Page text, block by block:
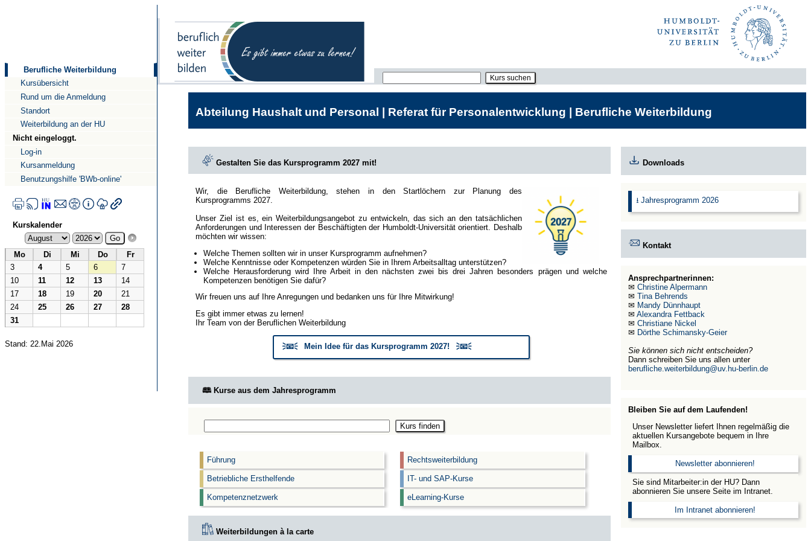
Berufliche Weiterbildung
Kursübersicht
Rund um die Anmeldung
Standort
Weiterbildung an der HU
Nicht eingeloggt.
Log-in
Kursanmeldung
Benutzungshilfe 'BWb-online'
Kurskalender
Mo Di Mi Do
Fr
3
4 5 6
7
10
11 12 13
14
17
18 19 20
21
24
25 26 27
28
31
Stand: 22.Mai 2026
Abteilung Haushalt und Personal | Referat für Personalentwicklung | Berufliche Weiterbildung
Gestalten Sie das Kursprogramm 2027 mit!
Wir, die Berufliche Weiterbildung, stehen in den Startlöchern zur Planung des
Kursprogramms 2027.
Unser Ziel ist es, ein Weiterbildungsangebot zu entwickeln, das sich an den tatsächlichen
Anforderungen und Interessen der Beschäftigten der Humboldt-Universität orientiert. Deshalb
möchten wir wissen:
Welche Themen sollten wir in unser Kursprogramm aufnehmen?
Welche Kenntnisse oder Kompetenzen würden Sie in Ihrem Arbeitsalltag unterstützen?
Welche Herausforderung wird Ihre Arbeit in den nächsten zwei bis drei Jahren besonders prägen und welche
Kompetenzen benötigen Sie dafür?
Wir freuen uns auf Ihre Anregungen und bedanken uns für Ihre Mitwirkung!
Es gibt immer etwas zu lernen!
Ihr Team von der Beruflichen Weiterbildung
🗦📧🗧 Mein Idee für das Kursprogramm 2027! 🗦📧🗧
🕮 Kurse aus dem Jahresprogramm
Führung
Betriebliche Ersthelfende
Kompetenznetzwerk
Rechtsweiterbildung
IT- und SAP-Kurse
eLearning-Kurse
Weiterbildungen à la carte
Downloads
⭳ Jahresprogramm 2026
Kontakt
Ansprechpartnerinnen:
✉Christine Alpermann
✉Tina Behrends
✉ Mandy Dünnhaupt
✉Alexandra Fettback
✉Christiane Nickel
✉ Dörthe Schimansky-Geier
Sie können sich nicht entscheiden?
Dann schreiben Sie uns allen unter
berufliche.weiterbildung@uv.hu-berlin.de
Bleiben Sie auf dem Laufenden!
Unser Newsletter liefert Ihnen regelmäßig die
aktuellen Kursangebote bequem in Ihre
Mailbox.
Newsletter abonnieren!
Sie sind Mitarbeiter:in der HU? Dann
abonnieren Sie unsere Seite im Intranet.
Im Intranet abonnieren!